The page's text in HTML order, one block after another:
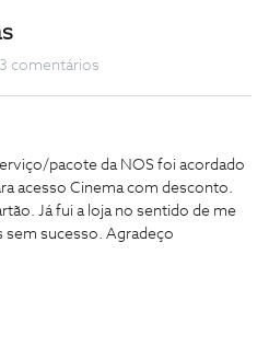
3 comentários
pacote da NOS foi acordado
acesso Cinema com desconto.
Já fui a loja no sentido de me
sucesso. Agradeço